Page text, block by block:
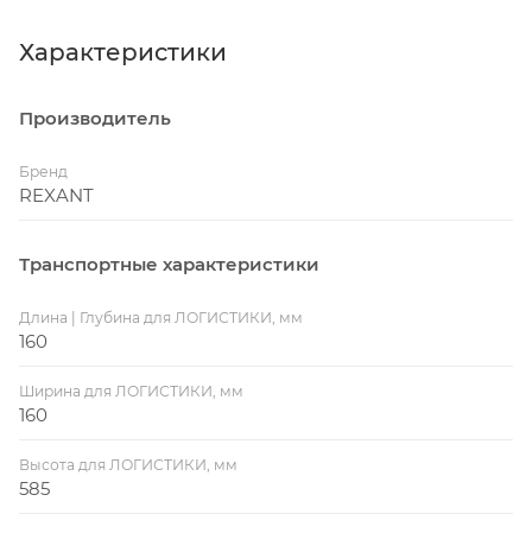
быстро.
Характеристики
Производитель
Бренд
REXANT
Транспортные характеристики
Длина | Глубина для ЛОГИСТИКИ, мм
160
Ширина для ЛОГИСТИКИ, мм
160
Высота для ЛОГИСТИКИ, мм
585